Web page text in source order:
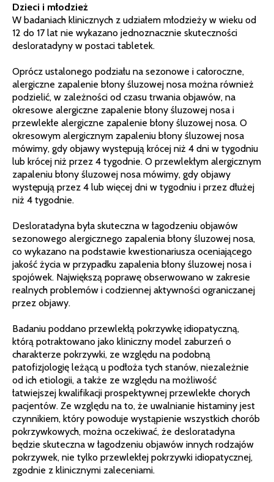
Dzieci i młodzież
W badaniach klinicznych z udziałem młodzieży w wieku od
12 do 17 lat nie wykazano jednoznacznie skuteczności
desloratadyny w postaci tabletek.
Oprócz ustalonego podziału na sezonowe i całoroczne,
alergiczne zapalenie błony śluzowej nosa można również
podzielić, w zależności od czasu trwania objawów, na
okresowe alergiczne zapalenie błony śluzowej nosa i
przewlekłe alergiczne zapalenie błony śluzowej nosa. O
okresowym alergicznym zapaleniu błony śluzowej nosa
mówimy, gdy objawy występują krócej niż 4 dni w tygodniu
lub krócej niż przez 4 tygodnie. O przewlekłym alergicznym
zapaleniu błony śluzowej nosa mówimy, gdy objawy
występują przez 4 lub więcej dni w tygodniu i przez dłużej
niż 4 tygodnie.
Desloratadyna była skuteczna w łagodzeniu objawów
sezonowego alergicznego zapalenia błony śluzowej nosa,
co wykazano na podstawie kwestionariusza oceniającego
jakość życia w przypadku zapalenia błony śluzowej nosa i
spojówek. Największą poprawę obserwowano w zakresie
realnych problemów i codziennej aktywności ograniczanej
przez objawy.
Badaniu poddano przewlekłą pokrzywkę idiopatyczną,
którą potraktowano jako kliniczny model zaburzeń o
charakterze pokrzywki, ze względu na podobną
patofizjologię leżącą u podłoża tych stanów, niezależnie
od ich etiologii, a także ze względu na możliwość
łatwiejszej kwalifikacji prospektywnej przewlekłe chorych
pacjentów. Ze względu na to, że uwalnianie histaminy jest
czynnikiem, który powoduje wystąpienie wszystkich chorób
pokrzywkowych, można oczekiwać, że desloratadyna
będzie skuteczna w łagodzeniu objawów innych rodzajów
pokrzywek, nie tylko przewlekłej pokrzywki idiopatycznej,
zgodnie z klinicznymi zaleceniami.